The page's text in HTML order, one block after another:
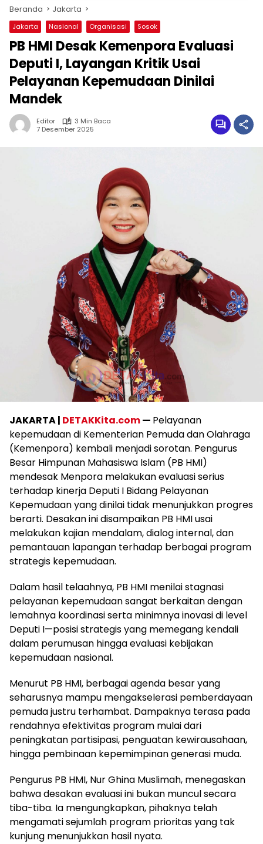
Beranda Jakarta
Jakarta Nasional Organisasi Sosok
PB HMI Desak Kemenpora Evaluasi
Deputi I, Layangan Kritik Usai
Pelayanan Kepemudaan Dinilai
Mandek
Editor
3 Min Baca
7 Desember 2025
JAKARTA | DETAKKita.com— Pelayanan
kepemudaan di Kementerian Pemuda dan Olahraga
(Kemenpora) kembali menjadi sorotan. Pengurus
Besar Himpunan Mahasiswa Islam (PB HMI)
mendesak Menpora melakukan evaluasi serius
terhadap kinerja Deputi I Bidang Pelayanan
Kepemudaan yang dinilai tidak menunjukkan progres
berarti. Desakan ini disampaikan PB HMI usai
melakukan kajian mendalam, dialog internal, dan
pemantauan lapangan terhadap berbagai program
strategis kepemudaan.
Dalam hasil telaahnya, PB HMI menilai stagnasi
pelayanan kepemudaan sangat berkaitan dengan
lemahnya koordinasi serta minimnya inovasi di level
Deputi I—posisi strategis yang memegang kendali
dalam perumusan hingga evaluasi kebijakan
kepemudaan nasional.
Menurut PB HMI, berbagai agenda besar yang
seharusnya mampu mengakselerasi pemberdayaan
pemuda justru terhambat. Dampaknya terasa pada
rendahnya efektivitas program mulai dari
peningkatan partisipasi, penguatan kewirausahaan,
hingga pembinaan kepemimpinan generasi muda.
Pengurus PB HMI, Nur Ghina Muslimah, menegaskan
bahwa desakan evaluasi ini bukan muncul secara
tiba-tiba. Ia mengungkapkan, pihaknya telah
mengamati sejumlah program prioritas yang tak
kunjung menunjukkan hasil nyata.